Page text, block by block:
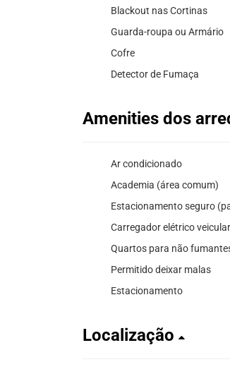
Blackout nas Cortinas
Guarda-roupa ou Armário
Cofre
Detector de Fumaça
Amenities dos
Ar condicionado
Academia (área comum)
Estacionamento seguro
Carregador elétrico veicular
Quartos para não
Permitido deixar malas
Estacionamento
Localização